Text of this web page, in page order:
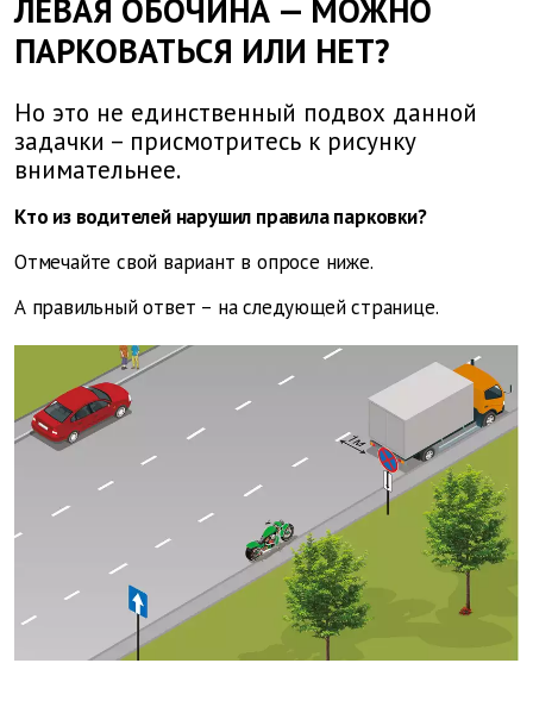
ЛЕВАЯ ОБОЧИНА — МОЖНО
ПАРКОВАТЬСЯ ИЛИ НЕТ?
Но это не единственный подвох данной
задачки – присмотритесь к рисунку
внимательнее.
Кто из водителей нарушил правила парковки?
Отмечайте свой вариант в опросе ниже.
А правильный ответ – на следующей странице.